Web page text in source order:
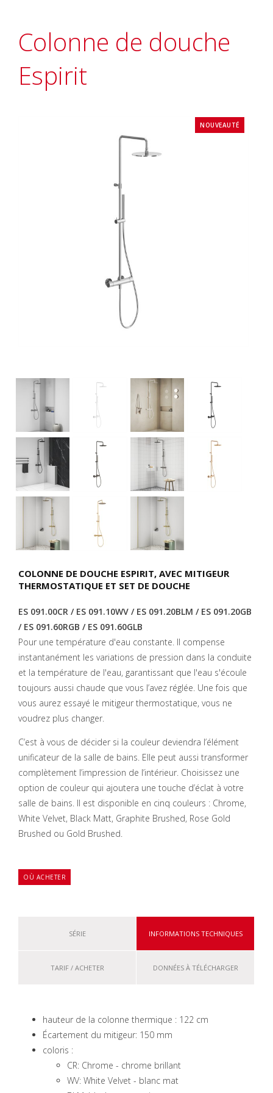
Colonne de douche
Espirit
NOUVEAUTÉ
COLONNE DE DOUCHE ESPIRIT, AVEC MITIGEUR
THERMOSTATIQUE ET SET DE DOUCHE
ES 091.00CR / ES 091.10WV / ES 091.20BLM / ES 091.20GB
/ ES 091.60RGB / ES 091.60GLB
Pour une température d'eau constante. Il compense
instantanément les variations de pression dans la conduite
et la température de l'eau, garantissant que l'eau s'écoule
toujours aussi chaude que vous l’avez réglée. Une fois que
vous aurez essayé le mitigeur thermostatique, vous ne
voudrez plus changer.
C’est à vous de décider si la couleur deviendra l’élément
unificateur de la salle de bains. Elle peut aussi transformer
complètement l’impression de l’intérieur. Choisissez une
option de couleur qui ajoutera une touche d’éclat à votre
salle de bains. Il est disponible en cinq couleurs : Chrome,
White Velvet, Black Matt, Graphite Brushed, Rose Gold
Brushed ou Gold Brushed.
OÙ ACHETER
SÉRIE INFORMATIONS TECHNIQUES
TARIF / ACHETER DONNÉES À TÉLÉCHARGER
hauteur de la colonne thermique : 122 cm
Écartement du mitigeur: 150 mm
coloris :
CR: Chrome - chrome brillant
WV: White Velvet - blanc mat